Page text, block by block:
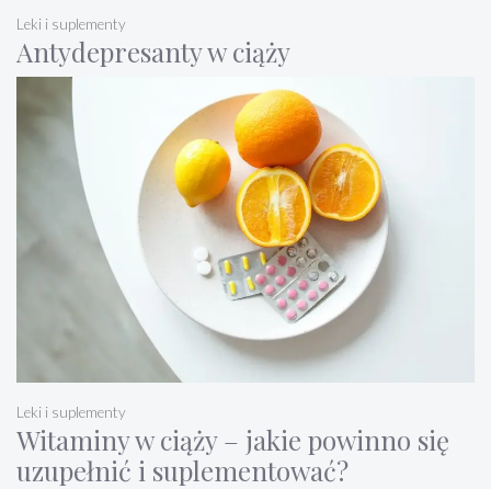
Antydepresanty w ciąży
Leki i suplementy
Witaminy w ciąży – jakie powinno się
uzupełnić i suplementować?
Leki i suplementy